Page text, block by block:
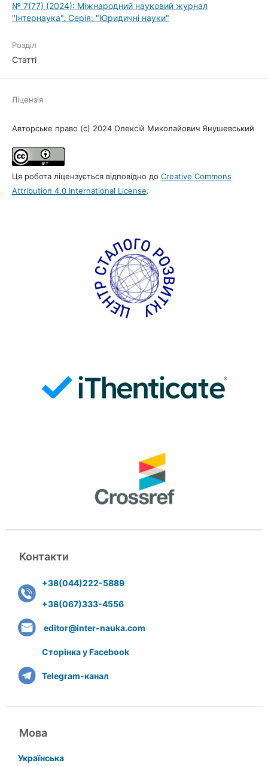
№ 7(77) (2024): Міжнародний науковий журнал
"Інтернаука". Серія: "Юридичні науки"
Розділ
Статті
Ліцензія
Авторське право (c) 2024 Олексій Миколайович Янушевський
Ця робота ліцензується відповідно до Creative Commons
Attribution 4.0 International License.
Контакти
+38(044)222-5889
+38(067)333-4556
editor@inter-nauka.com
Сторінка у Facebook
Telegram-канал
Мова
Українська